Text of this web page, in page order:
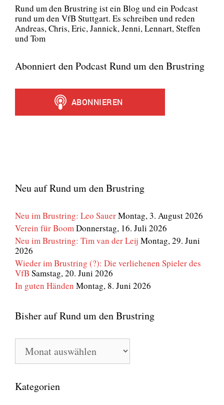
Rund um den Brust­ring ist ein Blog und ein Pod­cast
rund um den VfB Stutt­gart. Es schrei­ben und reden
Andre­as, Chris, Eric, Jan­nick, Jen­ni, Lenn­art, Stef­fen
und Tom
Abonniert den Podcast Rund um den Brustring
Neu auf Rund um den Brustring
Neu im Brustring: Leo SauerMontag, 3. August 2026
Verein für BoomDonnerstag, 16. Juli 2026
Neu im Brustring: Tim van der Leij Montag, 29. Juni
2026
Wieder im Brustring (?): Die verliehenen Spieler des
VfB Samstag, 20. Juni 2026
In guten Händen Montag, 8. Juni 2026
Bisher auf Rund um den Brustring
Bisher
auf
Rund
den
Brustring
Kategorien